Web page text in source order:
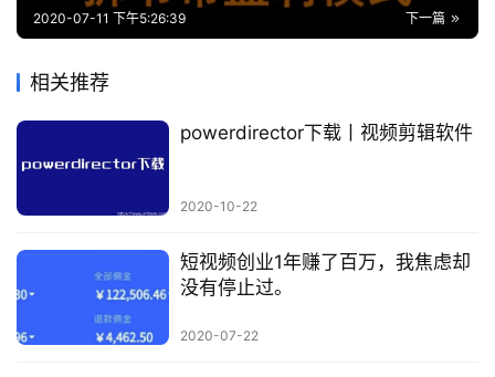
下一篇
2020-07-11 下午5:26:39
相关推荐
powerdirector下载丨视频剪辑软件
2020-10-22
短视频创业1年赚了百万，我焦虑却
没有停止过。
2020-07-22